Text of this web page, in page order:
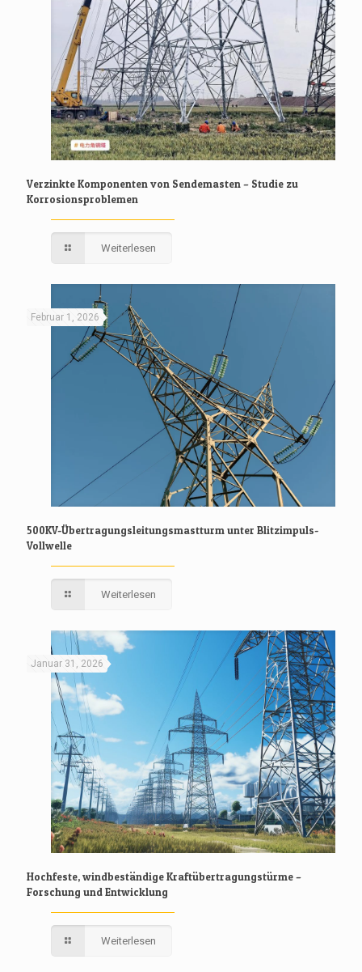
Verzinkte Komponenten von Sendemasten – Studie zu
Korrosionsproblemen
Weiterlesen
Februar 1, 2026
500KV-Übertragungsleitungsmastturm unter Blitzimpuls-
Vollwelle
Weiterlesen
Januar 31, 2026
Hochfeste, windbeständige Kraftübertragungstürme –
Forschung und Entwicklung
Weiterlesen